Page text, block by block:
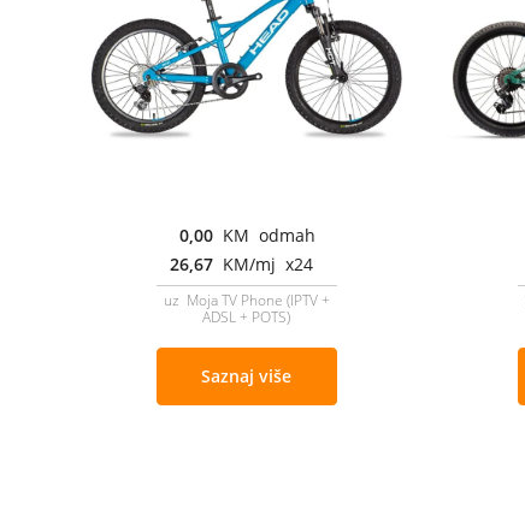
0,00 KM odmah
26,67 KM/mj x24
uz Moja TV Phone (IPTV +
ADSL + POTS)
Saznaj više